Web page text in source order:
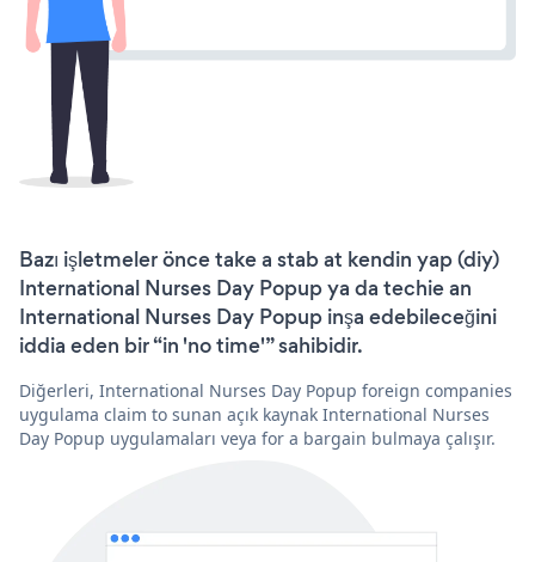
Bazı işletmeler önce take a stab at kendin yap (diy)
International Nurses Day Popup ya da techie an
International Nurses Day Popup inşa edebileceğini
iddia eden bir “in 'no time'” sahibidir.
Diğerleri, International Nurses Day Popup foreign companies
uygulama claim to sunan açık kaynak International Nurses
Day Popup uygulamaları veya for a bargain bulmaya çalışır.